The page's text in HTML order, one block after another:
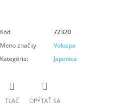
Kód
72320
Meno značky:
Voluspa
Kategória: Japonica
TLAČ OPÝTAŤ SA